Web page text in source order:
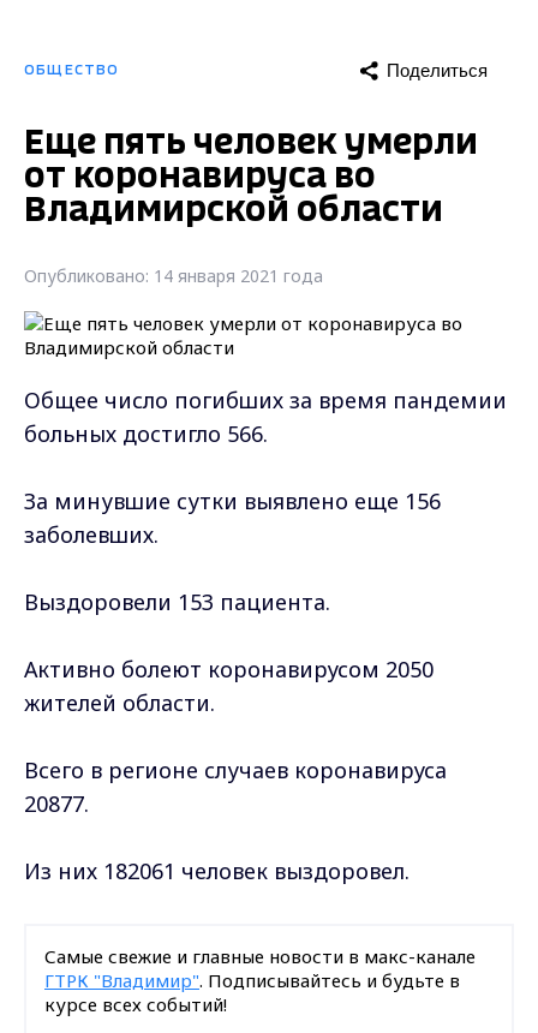
ОБЩЕСТВО Поделиться
Еще пять человек умерли
от коронавируса во
Владимирской области
Опубликовано: 14 января 2021 года
Общее число погибших за время пандемии
больных достигло 566.
За минувшие сутки выявлено еще 156
заболевших.
Выздоровели 153 пациента.
Активно болеют коронавирусом 2050
жителей области.
Всего в регионе случаев коронавируса
20877.
Из них 182061 человек выздоровел.
Самые свежие и главные новости в макс-канале
ГТРК "Владимир". Подписывайтесь и будьте в
курсе всех событий!